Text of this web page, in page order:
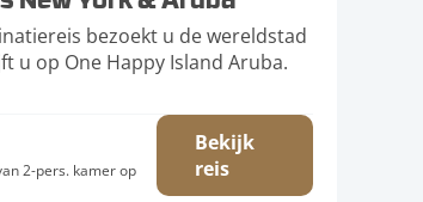
bezoekt u de wereldstad
u op One Happy Island Aruba.
2-pers. kamer op
Bekijk
reis